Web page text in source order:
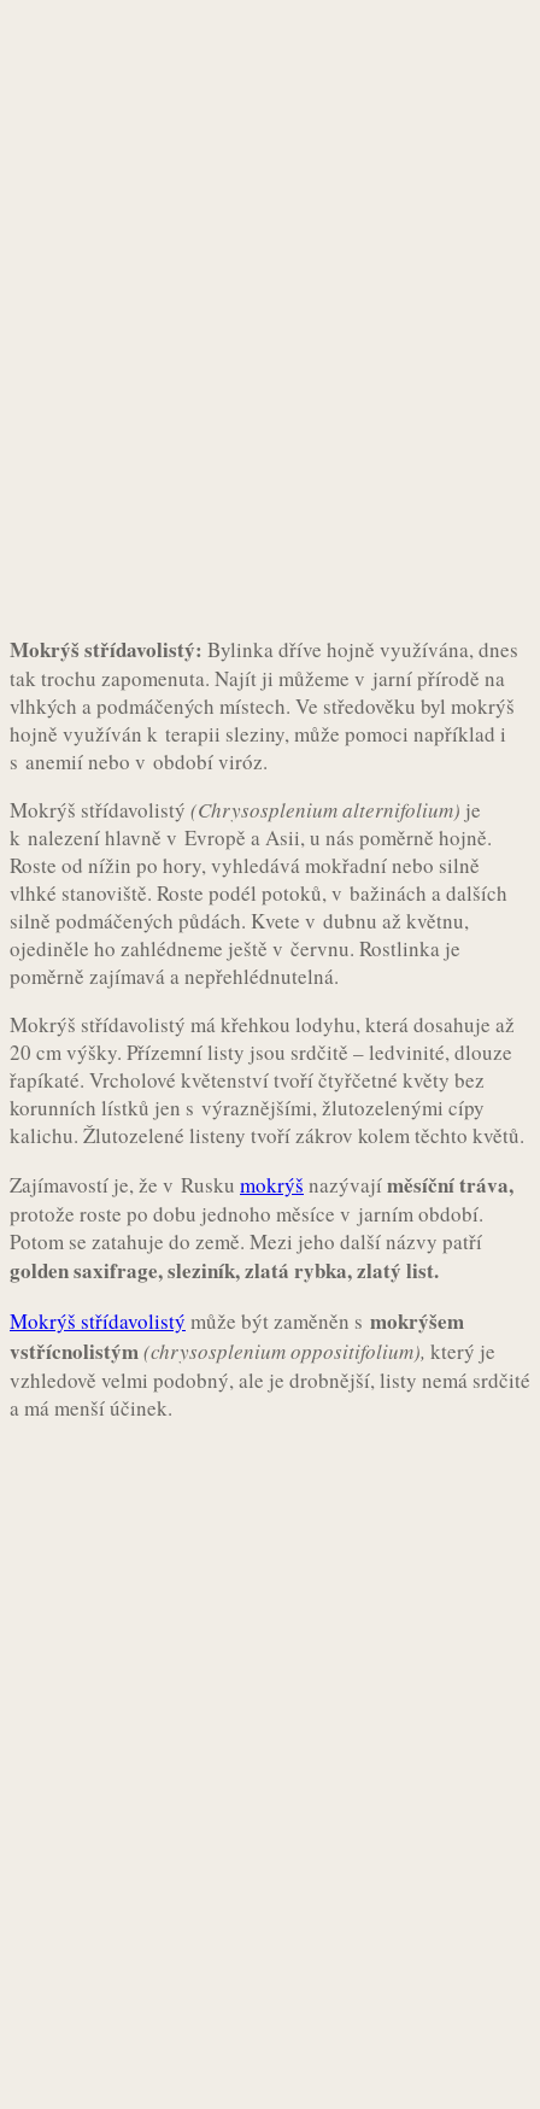
Mokrýš střídavolistý: Bylinka dříve hojně využívána, dnes
tak trochu zapomenuta. Najít ji můžeme v jarní přírodě na
vlhkých a podmáčených místech. Ve středověku byl mokrýš
hojně využíván k terapii sleziny, může pomoci například i
s anemií nebo v období viróz.
Mokrýš střídavolistý (Chrysosplenium alternifolium) je
k nalezení hlavně v Evropě a Asii, u nás poměrně hojně.
Roste od nížin po hory, vyhledává mokřadní nebo silně
vlhké stanoviště. Roste podél potoků, v bažinách a dalších
silně podmáčených půdách. Kvete v dubnu až květnu,
ojediněle ho zahlédneme ještě v červnu. Rostlinka je
poměrně zajímavá a nepřehlédnutelná.
Mokrýš střídavolistý má křehkou lodyhu, která dosahuje až
20 cm výšky. Přízemní listy jsou srdčitě – ledvinité, dlouze
řapíkaté. Vrcholové květenství tvoří čtyřčetné květy bez
korunních lístků jen s výraznějšími, žlutozelenými cípy
kalichu. Žlutozelené listeny tvoří zákrov kolem těchto květů.
Zajímavostí je, že v Rusku mokrýš nazývajíměsíční tráva,
protože roste po dobu jednoho měsíce v jarním období.
Potom se zatahuje do země. Mezi jeho další názvy patří
golden saxifrage, sleziník, zlatá rybka, zlatý list.
Mokrýš střídavolistý může být zaměněn s mokrýšem
vstřícnolistým(chrysosplenium oppositifolium), který je
vzhledově velmi podobný, ale je drobnější, listy nemá srdčité
a má menší účinek.